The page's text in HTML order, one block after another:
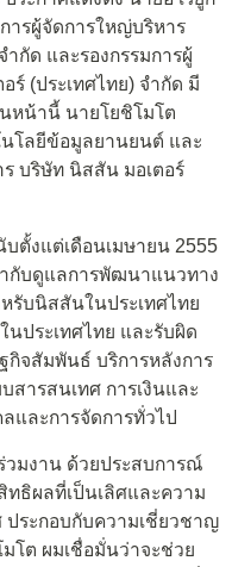
ารผู้จัดการใหญ่บริหาร
กัด และรองกรรมการผู้
ร์ (ประเทศไทย) จำกัด มี
หน้านี้ นายโยชิโมโต
นโลยีข้อมูลยานยนต์ และ
บริษัท นิสสัน มอเตอร์
ตั้งแต่เดือนเมษายน 2555
กับดูแลการพัฒนาแนวทาง
รับนิสสันในประเทศไทย
นประเทศไทย และรับผิด
กิจสัมพันธ์ บริการหลังการ
สารสนเทศ การเงินและ
และการจัดการทั่วไป
วมงาน ด้วยประสบการณ์
ทธิผลที่เป็นเลิศและความ
ประกอบกับความเชี่ยวชาญ
โต ผมเชื่อมั่นว่าจะช่วย